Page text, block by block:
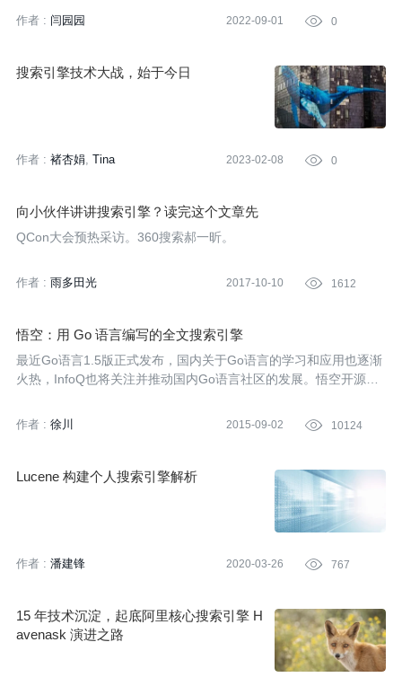
作者 : 闫园园 2022-09-01  0
搜索引擎技术大战，始于今日
作者 : 褚杏娟 Tina 2023-02-08  0
向小伙伴讲讲搜索引擎？读完这个文章先
QCon大会预热采访。360搜索郝一昕。
作者 : 雨多田光 2017-10-10  1612
悟空：用 Go 语言编写的全文搜索引擎
最近Go语言1.5版正式发布，国内关于Go语言的学习和应用也逐渐
火热，InfoQ也将关注并推动国内Go语言社区的发展。悟空开源项
辉，了解了这个项目背后的一些信息。
作者 : 徐川 2015-09-02  10124
Lucene 构建个人搜索引擎解析
作者 : 潘建锋 2020-03-26  767
15 年技术沉淀，起底阿里核心搜索引擎 H
avenask 演进之路